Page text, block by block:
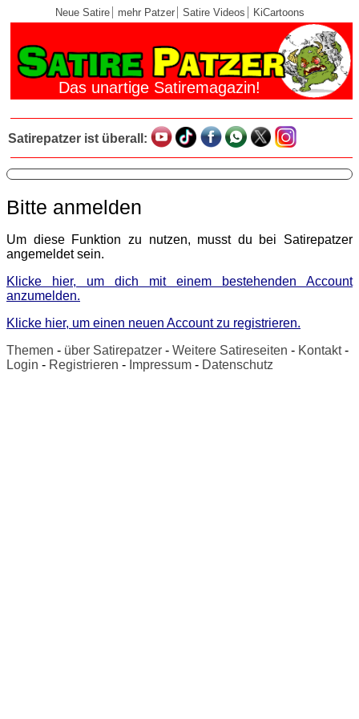
Neue Satire mehr Patzer Satire Videos KiCartoons
Das unartige Satiremagazin!
Satirepatzer ist überall:
Bitte anmelden
Um diese Funktion zu nutzen, musst du bei Satirepatzer
angemeldet sein.
Klicke hier, um dich mit einem bestehenden Account
anzumelden.
Klicke hier, um einen neuen Account zu registrieren.
Themen - über Satirepatzer - Weitere Satireseiten - Kontakt-
Login - Registrieren - Impressum - Datenschutz